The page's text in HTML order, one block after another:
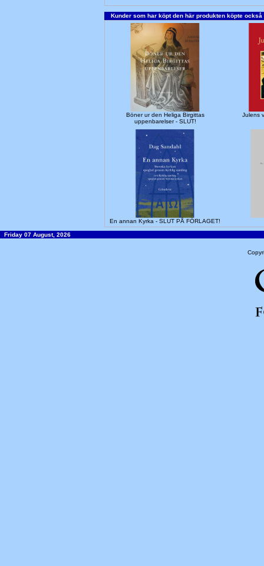
Kunder som har köpt den här produkten köpte också
Böner ur den Heliga Birgittas
uppenbarelser - SLUT!
Julens
En annan Kyrka - SLUT PÅ FÖRLAGET!
Friday 07 August, 2026